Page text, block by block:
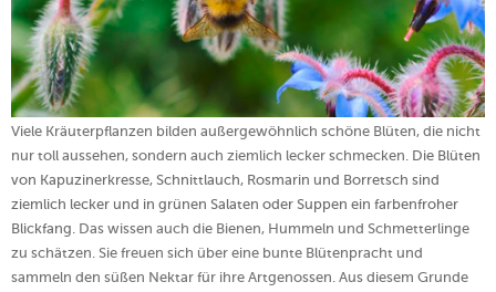
Viele Kräuterpflanzen bilden außergewöhnlich schöne Blüten, die nicht
nur toll aussehen, sondern auch ziemlich lecker schmecken. Die Blüten
von Kapuzinerkresse, Schnittlauch, Rosmarin und Borretsch sind
ziemlich lecker und in grünen Salaten oder Suppen ein farbenfroher
Blickfang. Das wissen auch die Bienen, Hummeln und Schmetterlinge
zu schätzen. Sie freuen sich über eine bunte Blütenpracht und
sammeln den süßen Nektar für ihre Artgenossen. Aus diesem Grunde